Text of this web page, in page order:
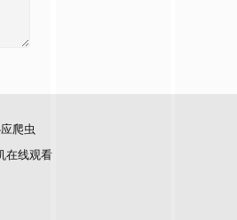
爬虫
在线观看